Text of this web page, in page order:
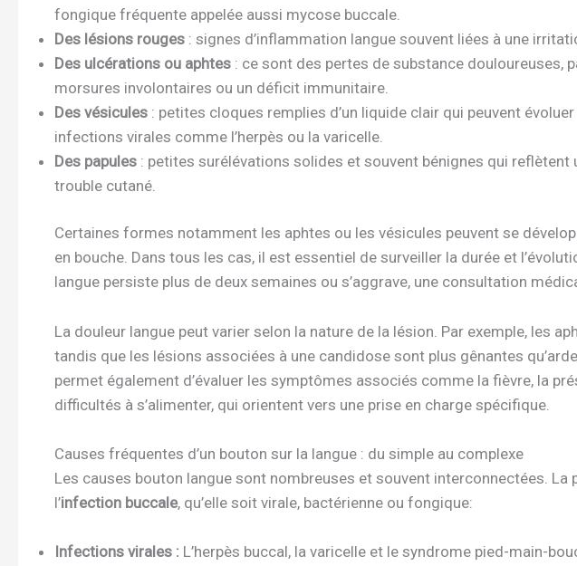
fongique fréquente appelée aussi mycose buccale.
Des lésions rouges : signes d’inflammation langue souvent liées à une
Des ulcérations ou aphtes : ce sont des pertes de substance douloureuses,
morsures involontaires ou un déficit immunitaire.
Des vésicules : petites cloques remplies d’un liquide clair qui peuvent
infections virales comme l’herpès ou la varicelle.
Des papules : petites surélévations solides et souvent bénignes qui reflètent
trouble cutané.
Certaines formes notamment les aphtes ou les vésicules peuvent se
en bouche. Dans tous les cas, il est essentiel de surveiller la durée et
langue persiste plus de deux semaines ou s’aggrave, une consultation
La douleur langue peut varier selon la nature de la lésion. Par exemple, les
tandis que les lésions associées à une candidose sont plus gênantes
permet également d’évaluer les symptômes associés comme la fièvre, la
difficultés à s’alimenter, qui orientent vers une prise en charge spécifique.
Causes fréquentes d’un bouton sur la langue : du simple au complexe
Les causes bouton langue sont nombreuses et souvent interconnectées. La
l’infection buccale, qu’elle soit virale, bactérienne ou fongique:
Infections virales : L’herpès buccal, la varicelle et le syndrome pied-main-